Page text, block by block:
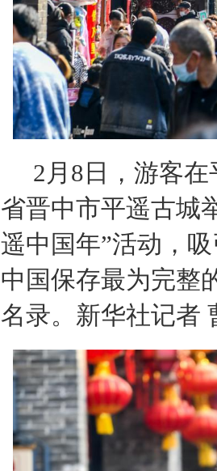
2月8日，游客
省晋中市平遥古城
遥中国年”活动，
中国保存最为完整
名录。新华社记者